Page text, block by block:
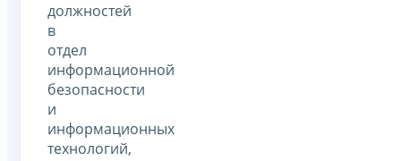
должностей
в
отдел
информационной
безопасности
и
информационных
технологий,